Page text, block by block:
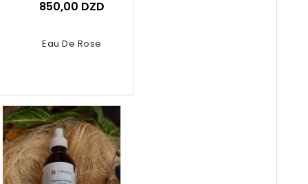
Eau De Rose
850,00 DZD